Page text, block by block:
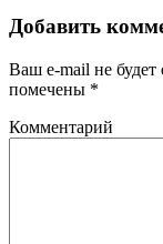
Добавить
Ваш e-mail не будет
помечены *
Комментарий